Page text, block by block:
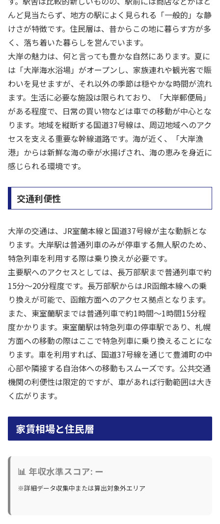
んど見当たらず、地方の駅によく見られる「一般的」な静
けさが特徴です。住民層は、昔からこの地に暮らす方が多
く、落ち着いた暮らしを営んでいます。
大岸の魅力は、何と言っても豊かな自然にあります。夏に
は「大岸海水浴場」がオープンし、家族連れや観光客で賑
わいを見せますが、それ以外の季節は穏やかな時間が流れ
ます。生活に必要な施設は限られており、「大岸郵便局」
がある程度で、日常の買い物などは車での移動が中心とな
ります。地域を縦断する国道37号線は、周辺地域へのアク
セスを支える重要な幹線道路です。海が近く、「大岸漁
港」からは新鮮な海の幸が水揚げされ、海の恵みを身近に
感じられる環境です。
交通利便性
大岸の交通は、JR室蘭本線と国道37号線が主な動脈とな
ります。大岸駅は普通列車のみが停車する無人駅のため、
特急列車を利用する際は乗り換えが必要です。
主要駅へのアクセスとしては、長万部駅まで普通列車で約
15分〜20分程度です。長万部駅からはJR函館本線への乗
り換えが可能で、函館方面へのアクセス拠点となります。
また、東室蘭駅までは普通列車で約1時間〜1時間15分程
度かかります。東室蘭駅は特急列車の停車駅であり、札幌
方面への移動の際はここで特急列車に乗り換えることにな
ります。車を利用すれば、国道37号線を通じて豊浦町の中
心部や隣接する自治体への移動もスムーズです。公共交通
機関の利便性は限定的ですが、車があれば行動範囲は大き
く広がります。
家賃相場と住民層
📊 年収水準スコア: ー
※詳細データ収集中または算出対象外エリア